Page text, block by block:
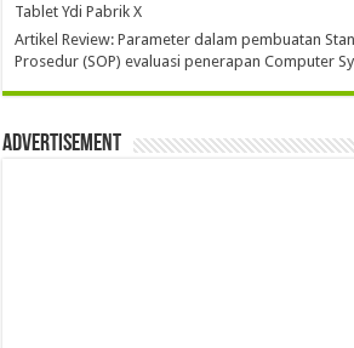
Tablet Ydi Pabrik X
Artikel Review: Parameter dalam pembuatan
Prosedur (SOP) evaluasi penerapan Computer
Advertisement